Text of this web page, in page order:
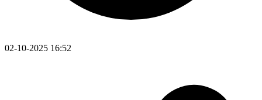
02-10-2025 16:52